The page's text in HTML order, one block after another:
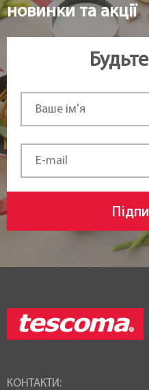
новинки та акції
КОНТАКТИ: